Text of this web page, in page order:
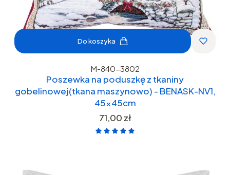
Do koszyka
M-840-3802
Poszewka na poduszkę z tkaniny
gobelinowej(tkana maszynowo) - BENASK-NV1,
45x45cm
Cena
71,00 zł